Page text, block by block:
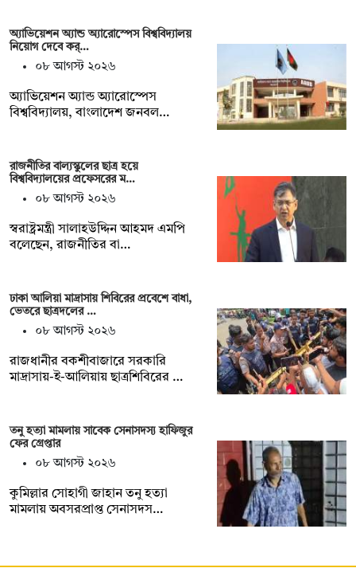
অ্যাভিয়েশন অ্যান্ড অ্যারোস্পেস বিশ্ববিদ্যালয়
নিয়োগ দেবে কর্…
০৮ আগস্ট ২০২৬
অ্যাভিয়েশন অ্যান্ড অ্যারোস্পেস
বিশ্ববিদ্যালয়, বাংলাদেশ জনবল…
রাজনীতির বাল্যস্কুলের ছাত্র হয়ে
বিশ্ববিদ্যালয়ের প্রফেসরের ম…
০৮ আগস্ট ২০২৬
স্বরাষ্ট্রমন্ত্রী সালাহউদ্দিন আহমদ এমপি
বলেছেন, রাজনীতির বা…
ঢাকা আলিয়া মাদ্রাসায় শিবিরের প্রবেশে বাধা,
ভেতরে ছাত্রদলের …
০৮ আগস্ট ২০২৬
রাজধানীর বকশীবাজারে সরকারি
মাদ্রাসায়-ই-আলিয়ায় ছাত্রশিবিরের …
তনু হত্যা মামলায় সাবেক সেনাসদস্য হাফিজুর
ফের গ্রেপ্তার
০৮ আগস্ট ২০২৬
কুমিল্লার সোহাগী জাহান তনু হত্যা
মামলায় অবসরপ্রাপ্ত সেনাসদস…